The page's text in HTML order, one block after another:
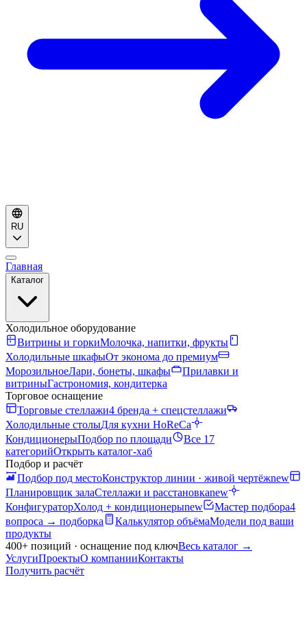
RU
Главная
Каталог
Холодильное оборудование
Витрины и горкиМолочка, напитки, фрукты
Холодильные шкафыОт эконома до премиум
МорозильноеЛари, бонеты, шкафы
Прилавки и
витриныГастрономия, кондитерка
Торговое оснащение
Торговые стеллажи4 бренда + спецстеллажи
Холодильные столыДля кухни HoReCa
КондиционерыПодбор по площади
Все 17
категорийОткрыть каталог-хаб
Подбор и расчёт
Подбор под местоКонструктор линии · живой чертёжnew
Планировщик залаСтеллажи и расстановкаnew
КонфигураторХолод + кондиционерыnew Мастер подбора4
вопроса → подборка
Калькулятор объёмаМодели под ваши
продукты
400+ позиций · оснащение под ключВесь каталог →
УслугиПроектыО компанииКонтакты
Получить расчёт